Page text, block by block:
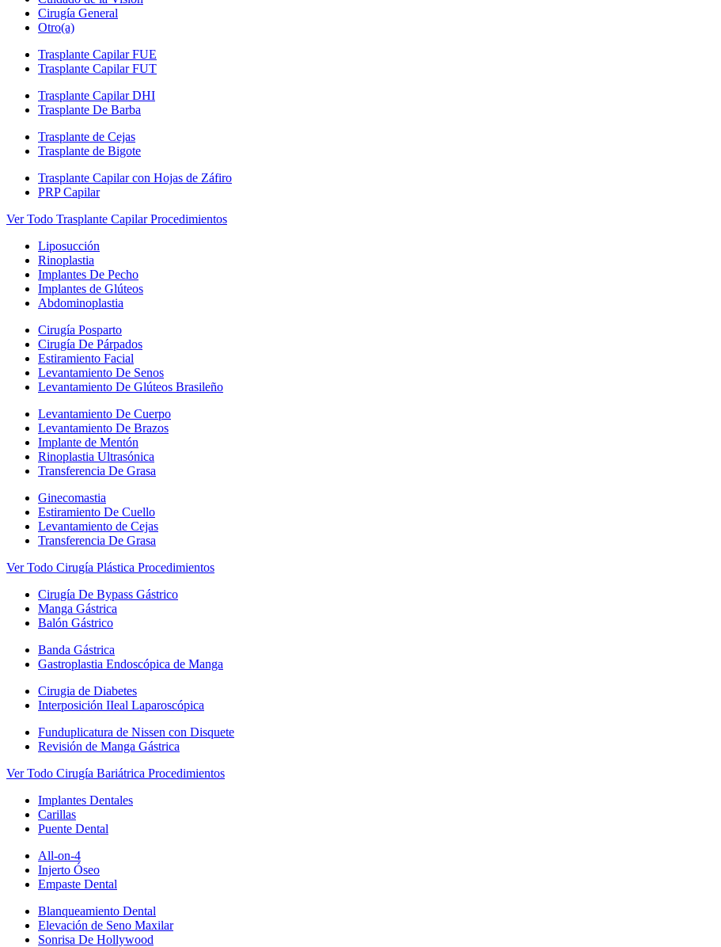
Cirugía General
Otro(a)
Trasplante Capilar FUE
Trasplante Capilar FUT
Trasplante Capilar DHI
Trasplante De Barba
Trasplante de Cejas
Trasplante de Bigote
Trasplante Capilar con Hojas de Záfiro
PRP Capilar
Ver Todo Trasplante Capilar Procedimientos
Liposucción
Rinoplastia
Implantes De Pecho
Implantes de Glúteos
Abdominoplastia
Cirugía Posparto
Cirugía De Párpados
Estiramiento Facial
Levantamiento De Senos
Levantamiento De Glúteos Brasileño
Levantamiento De Cuerpo
Levantamiento De Brazos
Implante de Mentón
Rinoplastia Ultrasónica
Transferencia De Grasa
Ginecomastia
Estiramiento De Cuello
Levantamiento de Cejas
Transferencia De Grasa
Ver Todo Cirugía Plástica Procedimientos
Cirugía De Bypass Gástrico
Manga Gástrica
Balón Gástrico
Banda Gástrica
Gastroplastia Endoscópica de Manga
Cirugia de Diabetes
Interposición IIeal Laparoscópica
Funduplicatura de Nissen con Disquete
Revisión de Manga Gástrica
Ver Todo Cirugía Bariátrica Procedimientos
Implantes Dentales
Carillas
Puente Dental
All-on-4
Injerto Óseo
Empaste Dental
Blanqueamiento Dental
Elevación de Seno Maxilar
Sonrisa De Hollywood